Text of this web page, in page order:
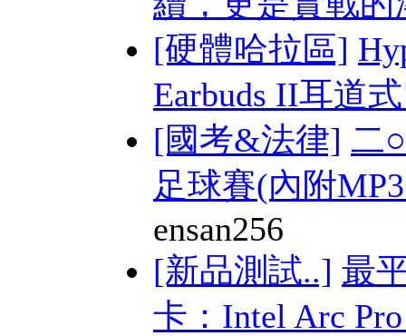
[硬體哈拉區]
Earbuds II耳道
[國考&法律] 二
足球賽(內附
ensan256
[新品測試..] 最
卡：Intel Arc